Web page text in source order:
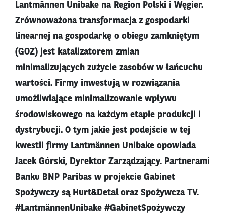
Lantmännen Unibake na Region Polski i Węgier.
Zrównoważona transformacja z gospodarki
linearnej na gospodarkę o obiegu zamkniętym
(GOZ) jest katalizatorem zmian
minimalizujących zużycie zasobów w łańcuchu
wartości. Firmy inwestują w rozwiązania
umożliwiające minimalizowanie wpływu
środowiskowego na każdym etapie produkcji i
dystrybucji. O tym jakie jest podejście w tej
kwestii firmy Lantmännen Unibake opowiada
Jacek Górski, Dyrektor Zarządzający. Partnerami
Banku BNP Paribas w projekcie Gabinet
Spożywczy są Hurt&Detal oraz Spożywcza TV.
#LantmännenUnibake #GabinetSpożywczy